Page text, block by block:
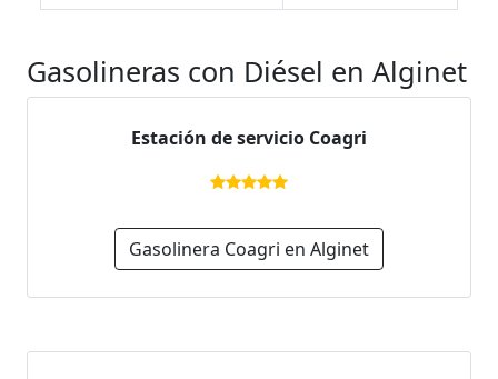
Gasolineras con Diésel en Alginet
Estación de servicio Coagri
Gasolinera Coagri en Alginet